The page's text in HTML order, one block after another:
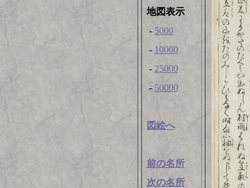
地図表示
- 5000
- 10000
- 25000
- 50000
図絵へ
前の名所
次の名所